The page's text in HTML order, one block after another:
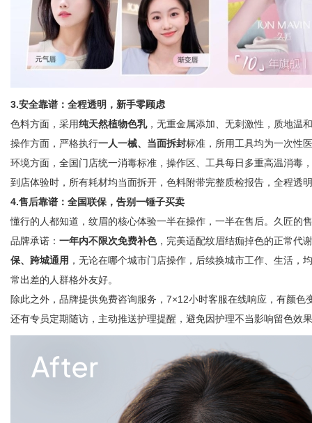
3.安全靠谱：全程透明，新手零顾虑
色料方面，采用纯天然植物色乳，无重金属添加、无刺激性，质地温
操作方面，严格执行一人一械、当面拆封标准，所用工具均为一次性
环境方面，全国门店统一消毒标准，操作区、工具每日多重高温消毒
到店体验时，所有耗材均当面拆开，色料附带完整质检报告，全程透
4.售后靠谱：全国联保，告别一锤子买卖
懂行的人都知道，纹眉的核心体验一半在操作，一半在售后。久匠的
品牌承诺 ： 一年内不限次免费补色，完美适配纹眉结痂掉色的正常代
保、跨城通用 ，无论在哪个城市门店操作，后续换城市工作、生活
常出差的人群格外友好。
除此之外，品牌提供免费咨询服务，7×12小时客服在线响应，有颜
还有专员定期随访，主动推送护理提醒，避免因护理不当影响留色效